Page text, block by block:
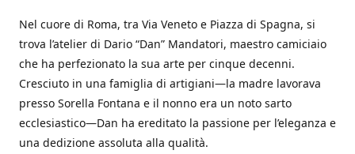
Nel cuore di Roma, tra Via Veneto e Piazza di Spagna, si
trova l’atelier di Dario “Dan” Mandatori, maestro camiciaio
che ha perfezionato la sua arte per cinque decenni.
Cresciuto in una famiglia di artigiani—la madre lavorava
presso Sorella Fontana e il nonno era un noto sarto
ecclesiastico—Dan ha ereditato la passione per l’eleganza e
una dedizione assoluta alla qualità.